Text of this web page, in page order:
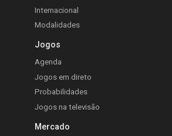
Internacional
Modalidades
Jogos
Agenda
Jogos em direto
Probabilidades
Jogos na televisão
Mercado